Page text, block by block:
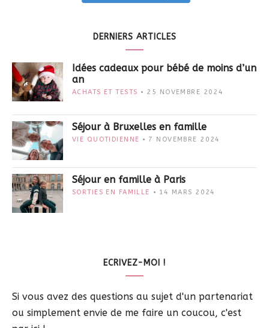
DERNIERS ARTICLES
Idées cadeaux pour bébé de moins d’un
an
ACHATS ET TESTS 25 NOVEMBRE 2024
Séjour à Bruxelles en famille
VIE QUOTIDIENNE 7 NOVEMBRE 2024
Séjour en famille à Paris
SORTIES EN FAMILLE 14 MARS 2024
ECRIVEZ-MOI !
Si vous avez des questions au sujet d'un partenariat
ou simplement envie de me faire un coucou, c'est